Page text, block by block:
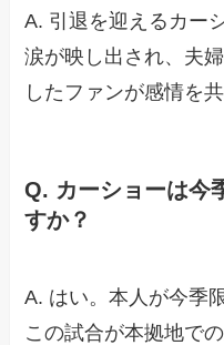
A. 引退を迎えるカー
涙が映し出され、夫
したファンが感情を
Q. カーショーは今
すか？
A. はい。本人が今季
この試合が本拠地で